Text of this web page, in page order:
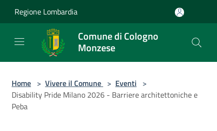
Regione Lombardia
Comune di Cologno
Monzese
Home > Vivere il Comune > Eventi >
Disability Pride Milano 2026 - Barriere architettoniche e
Peba